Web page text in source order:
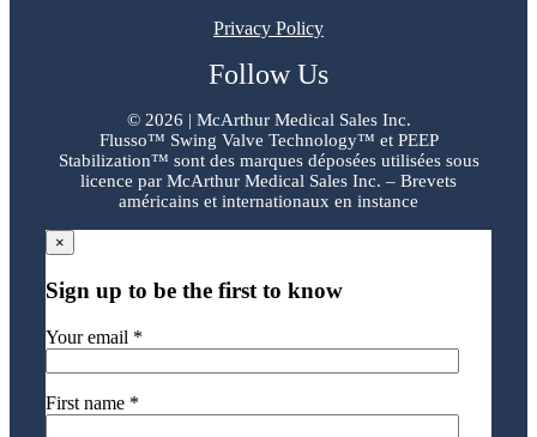
Privacy Policy
Follow Us
© 2026 | McArthur Medical Sales Inc.
Flusso™ Swing Valve Technology™ et PEEP
Stabilization™ sont des marques déposées utilisées sous
licence par McArthur Medical Sales Inc. – Brevets
américains et internationaux en instance
×
Sign up to be the first to know
Your email *
First name *